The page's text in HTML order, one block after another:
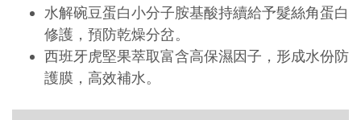
水解碗豆蛋白小分子胺基酸持續給予髮絲角蛋白
修護，預防乾燥分岔。
西班牙虎堅果萃取富含高保濕因子，形成水份防
護膜，高效補水。